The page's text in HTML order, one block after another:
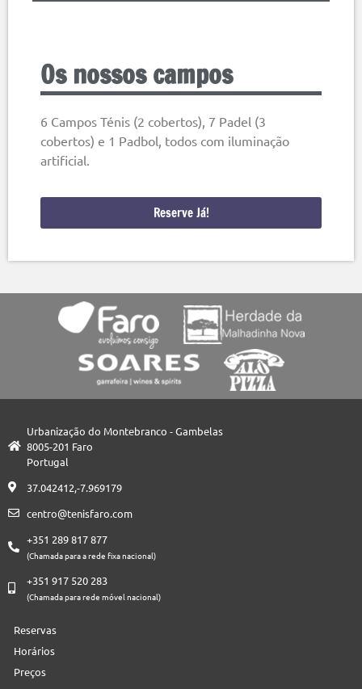
Os nossos campos
6 Campos Ténis (2 cobertos), 7 Padel (3
cobertos) e 1 Padbol, todos com iluminação
artificial.
Reserve Já!
Urbanização do Montebranco - Gambelas
8005-201 Faro
Portugal
37.042412,-7.969179
centro@tenisfaro.com
+351 289 817 877
(Chamada para a rede fixa nacional)
+351 917 520 283
(Chamada para rede móvel nacional)
Reservas
Horários
Preços